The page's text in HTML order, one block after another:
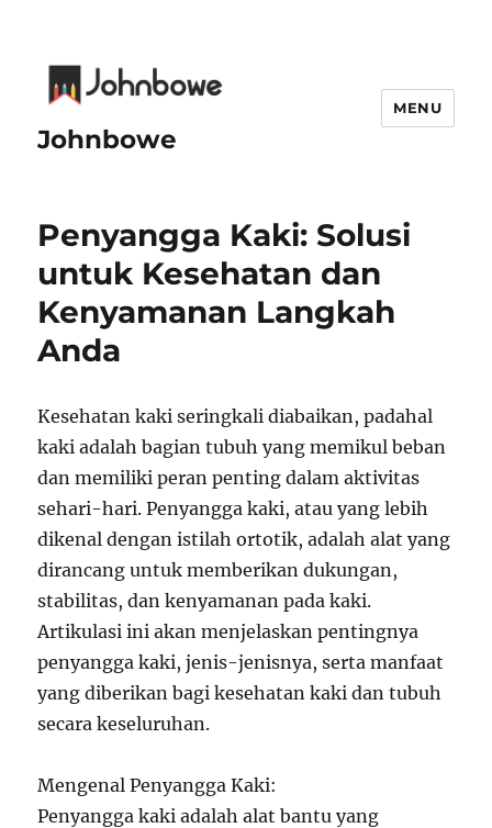
Johnbowe
MENU
Penyangga Kaki: Solusi
untuk Kesehatan dan
Kenyamanan Langkah
Anda
Kesehatan kaki seringkali diabaikan, padahal
kaki adalah bagian tubuh yang memikul beban
dan memiliki peran penting dalam aktivitas
sehari-hari. Penyangga kaki, atau yang lebih
dikenal dengan istilah ortotik, adalah alat yang
dirancang untuk memberikan dukungan,
stabilitas, dan kenyamanan pada kaki.
Artikulasi ini akan menjelaskan pentingnya
penyangga kaki, jenis-jenisnya, serta manfaat
yang diberikan bagi kesehatan kaki dan tubuh
secara keseluruhan.
Mengenal Penyangga Kaki:
Penyangga kaki adalah alat bantu yang